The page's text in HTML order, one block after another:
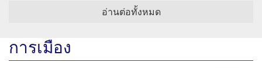
อ่านต่อทั้งหมด
การเมือง